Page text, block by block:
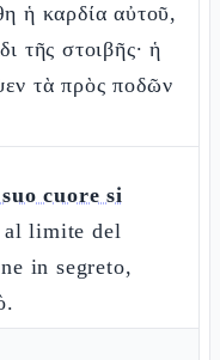
ἡ καρδία αὐτοῦ,
τῆς στοιβῆς· ἡ
τὰ πρὸς ποδῶν
cuore si
al limite del
in segreto,